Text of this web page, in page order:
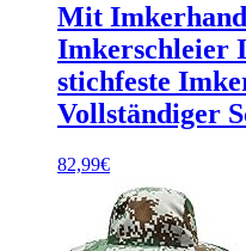
Mit
Imkerschleier
stichfeste
Vollständiger
82,99€